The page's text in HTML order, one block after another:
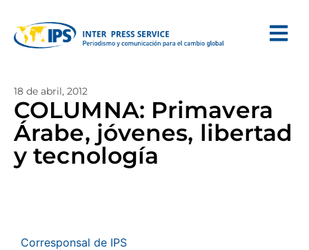
18 de abril, 2012
COLUMNA: Primavera
Árabe, jóvenes, libertad
y tecnología
Corresponsal de IPS